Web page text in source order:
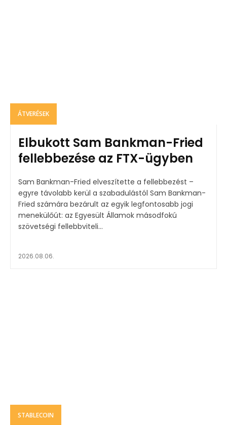
ÁTVERÉSEK
Elbukott Sam Bankman-Fried
fellebbezése az FTX-ügyben
Sam Bankman-Fried elveszítette a fellebbezést –
egyre távolabb kerül a szabadulástól Sam Bankman-
Fried számára bezárult az egyik legfontosabb jogi
menekülőút: az Egyesült Államok másodfokú
szövetségi fellebbviteli...
2026.08.06.
STABLECOIN